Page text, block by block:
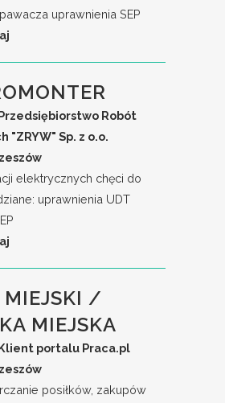
uprawnienia SEP
Robót
"ZRYW" Sp. z o.o.
elektrycznych chęci do
uprawnienia UDT
MIEJSKI /
MIEJSKA
portalu Praca.pl
posiłków, zakupów